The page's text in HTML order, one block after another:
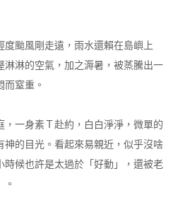
度颱風剛走遠，雨水還賴在島嶼上
淋淋的空氣，加之溽暑，被蒸騰出一
而窒重。
，一身素Ｔ赴約，白白淨淨，微單的
神的目光。看起來易親近，似乎沒啥
時候也許是太過於「好動」，還被老